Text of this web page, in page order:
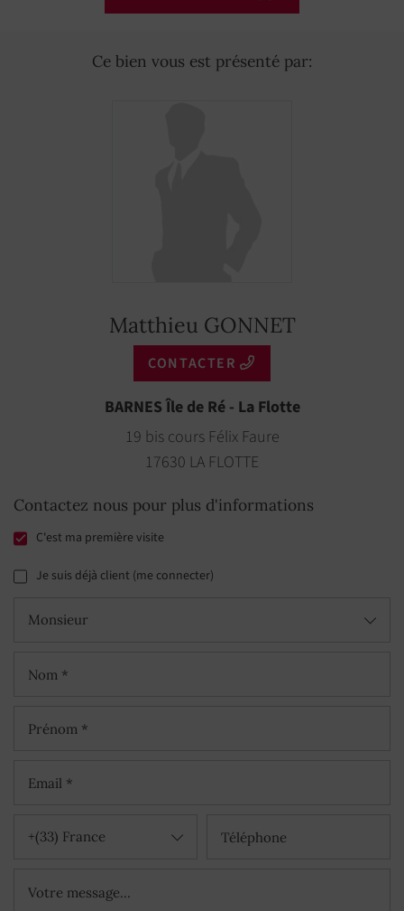
Ce bien vous est présenté par:
Matthieu GONNET
CONTACTER
BARNES Île de Ré - La Flotte
19 bis cours Félix Faure
17630 LA FLOTTE
Contactez nous pour plus d'informations
C'est ma première visite
Je suis déjà client (me connecter)
Monsieur
+(33) France